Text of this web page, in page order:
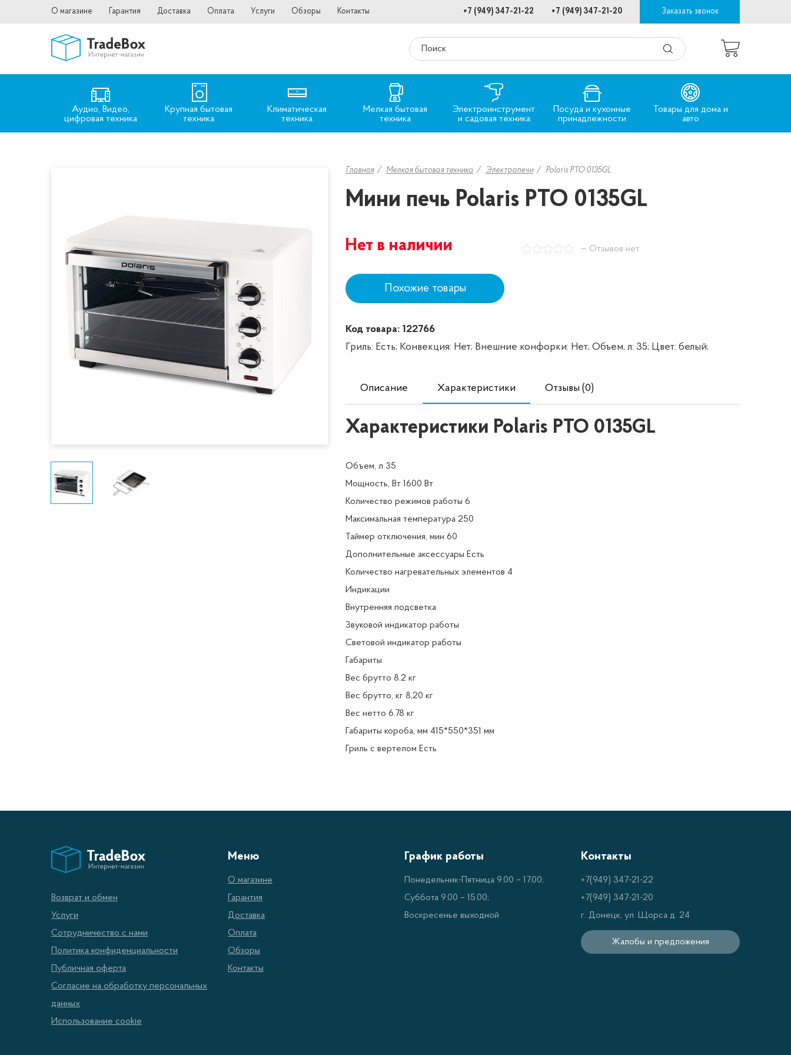
О магазине Гарантия Доставка Оплата Услуги Обзоры Контакты Заказать звонок
+7 (949) 347-21-20
+7 (949) 347-21-22
Аудио, Видео,
цифровая техника
Крупная бытовая
техника
Климатическая
техника
Мелкая бытовая
техника
Электроинструмент
и садовая техника
Посуда и кухонные
принадлежности
Товары для дома и
авто
Главная Мелкая бытовая техника Электропечи Polaris PTO 0135GL
Мини печь Polaris PTO 0135GL
Нет в наличии
Похожие товары
— Отзывов нет
Код товара: 122766
Гриль: Есть; Конвекция: Нет; Внешние конфорки: Нет; Объем, л: 35; Цвет: белый;
Описание Характеристики Отзывы (0)
Характеристики Polaris PTO 0135GL
Объем, л 35
Мощность, Вт 1600 Вт
Количество режимов работы 6
Максимальная температура 250
Таймер отключения, мин 60
Дополнительные аксессуары Есть
Количество нагревательных элементов 4
Индикации
Внутренняя подсветка
Звуковой индикатор работы
Световой индикатор работы
Габариты
Вес брутто 8.2 кг
Вес брутто, кг 8,20 кг
Вес нетто 6.78 кг
Габариты короба, мм 415*550*351 мм
Гриль с вертелом Есть
Возврат и обмен
Услуги
Сотрудничество с нами
Политика конфиденциальности
Публичная оферта
Согласие на обработку персональных
данных
Использование cookie
Меню
О магазине
Гарантия
Доставка
Оплата
Обзоры
Контакты
График работы
Понедельник-Пятница 9.00 – 17.00;
Суббота 9.00 – 15.00;
Воскресенье выходной
Контакты
+7(949) 347-21-22
+7(949) 347-21-20
г. Донецк, ул. Щорса д. 24
Жалобы и предложения